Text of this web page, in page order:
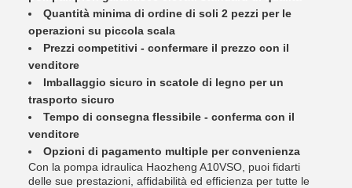
Quantità minima di ordine di soli 2 pezzi per le
operazioni su piccola scala
Prezzi competitivi - confermare il prezzo con il
venditore
Imballaggio sicuro in scatole di legno per un
trasporto sicuro
Tempo di consegna flessibile - conferma con il
venditore
Opzioni di pagamento multiple per convenienza
Con la pompa idraulica Haozheng A10VSO, puoi fidarti
delle sue prestazioni, affidabilità ed efficienza per tutte le